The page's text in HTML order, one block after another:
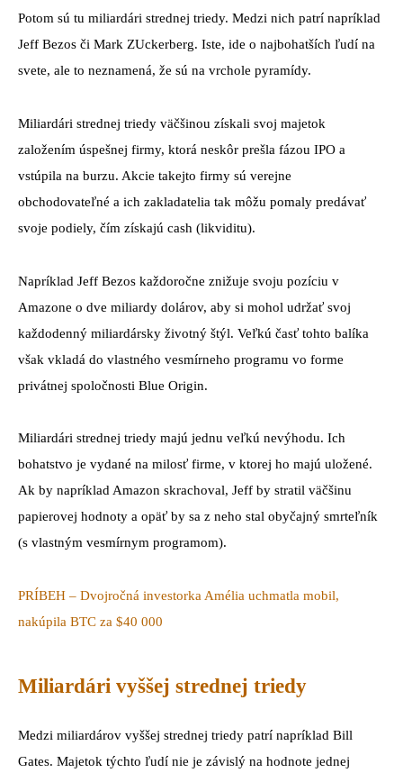
Potom sú tu miliardári strednej triedy. Medzi nich patrí napríklad
Jeff Bezos či Mark ZUckerberg. Iste, ide o najbohatších ľudí na
svete, ale to neznamená, že sú na vrchole pyramídy.
Miliardári strednej triedy väčšinou získali svoj majetok
založením úspešnej firmy, ktorá neskôr prešla fázou IPO a
vstúpila na burzu. Akcie takejto firmy sú verejne
obchodovateľné a ich zakladatelia tak môžu pomaly predávať
svoje podiely, čím získajú cash (likviditu).
Napríklad Jeff Bezos každoročne znižuje svoju pozíciu v
Amazone o dve miliardy dolárov, aby si mohol udržať svoj
každodenný miliardársky životný štýl. Veľkú časť tohto balíka
však vkladá do vlastného vesmírneho programu vo forme
privátnej spoločnosti Blue Origin.
Miliardári strednej triedy majú jednu veľkú nevýhodu. Ich
bohatstvo je vydané na milosť firme, v ktorej ho majú uložené.
Ak by napríklad Amazon skrachoval, Jeff by stratil väčšinu
papierovej hodnoty a opäť by sa z neho stal obyčajný smrteľník
(s vlastným vesmírnym programom).
PRÍBEH – Dvojročná investorka Amélia uchmatla mobil,
nakúpila BTC za $40 000
Miliardári vyššej strednej triedy
Medzi miliardárov vyššej strednej triedy patrí napríklad Bill
Gates. Majetok týchto ľudí nie je závislý na hodnote jednej